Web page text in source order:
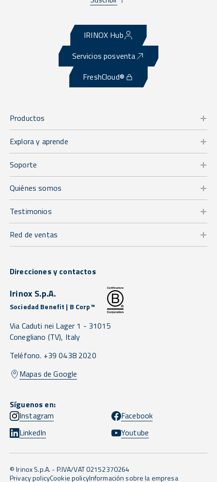
IRINOX Hub
Servicios posventa
FreshCloud®
Productos
Explora y aprende
Soporte
Quiénes somos
Testimonios
Red de ventas
Direcciones y contactos
Irinox S.p.A.
Sociedad Benefit | B Corp™
Via Caduti nei Lager 1 - 31015
Conegliano (TV), Italy
Teléfono. +39 0438 2020
Mapas de Google
Síguenos en:
Instagram
Facebook
LinkedIn
Youtube
© Irinox S.p.A. - P.IVA/VAT 02152370264
Privacy policyCookie policyInformación sobre la empresa